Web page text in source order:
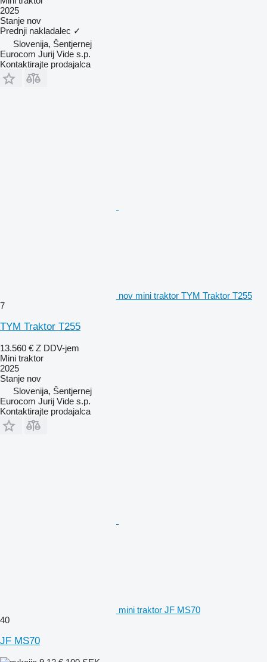
2025
Stanje nov
Prednji nakladalec ✓
Slovenija, Šentjernej
Eurocom Jurij Vide s.p.
Kontaktirajte prodajalca
nov mini traktor TYM Traktor T255
7
TYM Traktor T255
13.560 € Z DDV-jem
Mini traktor
2025
Stanje nov
Slovenija, Šentjernej
Eurocom Jurij Vide s.p.
Kontaktirajte prodajalca
mini traktor JF MS70
40
JF MS70